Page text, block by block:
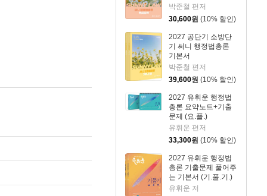
박준철 편저
30,600원 (10% 할인)
2027 공단기 소방단
기 써니 행정법총론
기본서
박준철 편저
39,600원 (10% 할인)
2027 유휘운 행정법
총론 요약노트+기출
문제 (요.플.)
유휘운 편저
33,300원 (10% 할인)
2027 유휘운 행정법
총론 기출문제 풀어주
는 기본서 (기.풀.기.)
유휘운 저